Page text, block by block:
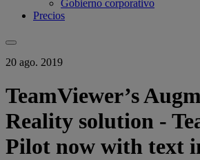
Gobierno corporativo
Precios
20 ago. 2019
TeamViewer’s
Reality solution -
Pilot now with text